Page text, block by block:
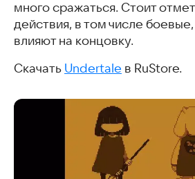
много сражаться. Стоит
действия, в том числе
влияют на концовку.
Скачать Undertalе в RuStore.